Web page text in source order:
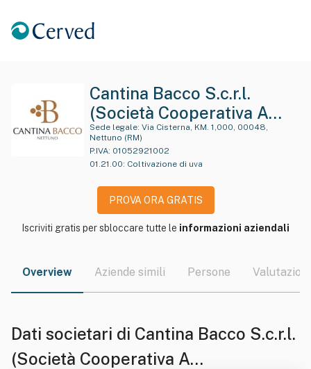
Cantina Bacco S.c.r.l.
(Società Cooperativa A
Responsabilita' Li Mitata)
Sede legale:
Nettuno (RM)
P.IVA: 01052921002
01.21.00: Coltivazione di uva
PROVA ORA GRATIS
Iscriviti gratis per sbloccare tutte le informazioni aziendali
Overview Aziende simili Persone Valutazioni
Dati societari di Cantina Bacco S.c.r.l.
(Società Cooperativa A